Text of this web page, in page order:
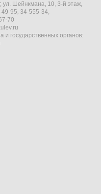
ул. Шейнкмана, 10, 3-й этаж,
95, 34-555-34,
70
и государственных органов: